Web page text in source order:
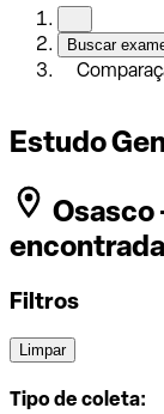
Buscar
Estudo
Osasco
Filtros
Limpar
Tipo de coleta: